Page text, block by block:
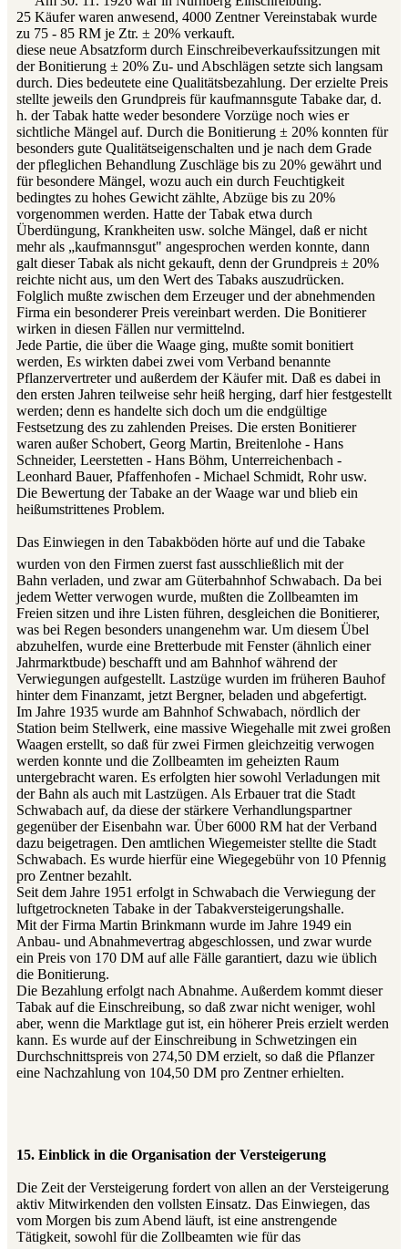
25 Käufer waren anwesend, 4000 Zentner Vereinstabak wurde
zu 75 - 85 RM je Ztr. ± 20% verkauft.
diese neue Absatzform durch Einschreibeverkaufssitzungen mit
der Bonitierung ± 20% Zu- und Abschlägen setzte sich langsam
durch. Dies bedeutete eine Qualitätsbezahlung. Der erzielte Preis
stellte jeweils den Grundpreis für kaufmannsgute Tabake dar, d.
h. der Tabak hatte weder besondere Vorzüge noch wies er
sichtliche Mängel auf. Durch die Bonitierung ± 20% konnten für
besonders gute Qualitätseigenschalten und je nach dem Grade
der pfleglichen Behandlung Zuschläge bis zu 20% gewährt und
für besondere Mängel, wozu auch ein durch Feuchtigkeit
bedingtes zu hohes Gewicht zählte, Abzüge bis zu 20%
vorgenommen werden. Hatte der Tabak etwa durch
Überdüngung, Krankheiten usw. solche Mängel, daß er nicht
mehr als „kaufmannsgut" angesprochen werden konnte, dann
galt dieser Tabak als nicht gekauft, denn der Grundpreis ± 20%
reichte nicht aus, um den Wert des Tabaks auszudrücken.
Folglich mußte zwischen dem Erzeuger und der abnehmenden
Firma ein besonderer Preis vereinbart werden. Die Bonitierer
wirken in diesen Fällen nur vermittelnd.
Jede Partie, die über die Waage ging, mußte somit bonitiert
werden, Es wirkten dabei zwei vom Verband benannte
Pflanzervertreter und außerdem der Käufer mit. Daß es dabei in
den ersten Jahren teilweise sehr heiß herging, darf hier festgestellt
werden; denn es handelte sich doch um die endgültige
Festsetzung des zu zahlenden Preises. Die ersten Bonitierer
waren außer Schobert, Georg Martin, Breitenlohe - Hans
Schneider, Leerstetten - Hans Böhm, Unterreichenbach -
Leonhard Bauer, Pfaffenhofen - Michael Schmidt, Rohr usw.
Die Bewertung der Tabake an der Waage war und blieb ein
heißumstrittenes Problem.
Das Einwiegen in den Tabakböden hörte auf und die Tabake
wurden von den Firmen zuerst fast ausschließlich mit der
Bahn verladen, und zwar am Güterbahnhof Schwabach. Da bei
jedem Wetter verwogen wurde, mußten die Zollbeamten im
Freien sitzen und ihre Listen führen, desgleichen die Bonitierer,
was bei Regen besonders unangenehm war. Um diesem Übel
abzuhelfen, wurde eine Bretterbude mit Fenster (ähnlich einer
Jahrmarktbude) beschafft und am Bahnhof während der
Verwiegungen aufgestellt. Lastzüge wurden im früheren Bauhof
hinter dem Finanzamt, jetzt Bergner, beladen und abgefertigt.
Im Jahre 1935 wurde am Bahnhof Schwabach, nördlich der
Station beim Stellwerk, eine massive Wiegehalle mit zwei großen
Waagen erstellt, so daß für zwei Firmen gleichzeitig verwogen
werden konnte und die Zollbeamten im geheizten Raum
untergebracht waren. Es erfolgten hier sowohl Verladungen mit
der Bahn als auch mit Lastzügen. Als Erbauer trat die Stadt
Schwabach auf, da diese der stärkere Verhandlungspartner
gegenüber der Eisenbahn war. Über 6000 RM hat der Verband
dazu beigetragen. Den amtlichen Wiegemeister stellte die Stadt
Schwabach. Es wurde hierfür eine Wiegegebühr von 10 Pfennig
pro Zentner bezahlt.
Seit dem Jahre 1951 erfolgt in Schwabach die Verwiegung der
luftgetrockneten Tabake in der Tabakversteigerungshalle.
Mit der Firma Martin Brinkmann wurde im Jahre 1949 ein
Anbau- und Abnahmevertrag abgeschlossen, und zwar wurde
ein Preis von 170 DM auf alle Fälle garantiert, dazu wie üblich
die Bonitierung.
Die Bezahlung erfolgt nach Abnahme. Außerdem kommt dieser
Tabak auf die Einschreibung, so daß zwar nicht weniger, wohl
aber, wenn die Marktlage gut ist, ein höherer Preis erzielt werden
kann. Es wurde auf der Einschreibung in Schwetzingen ein
Durchschnittspreis von 274,50 DM erzielt, so daß die Pflanzer
eine Nachzahlung von 104,50 DM pro Zentner erhielten.
15. Einblick in die Organisation der Versteigerung
Die Zeit der Versteigerung fordert von allen an der Versteigerung
aktiv Mitwirkenden den vollsten Einsatz. Das Einwiegen, das
vom Morgen bis zum Abend läuft, ist eine anstrengende
Tätigkeit, sowohl für die Zollbeamten wie für das